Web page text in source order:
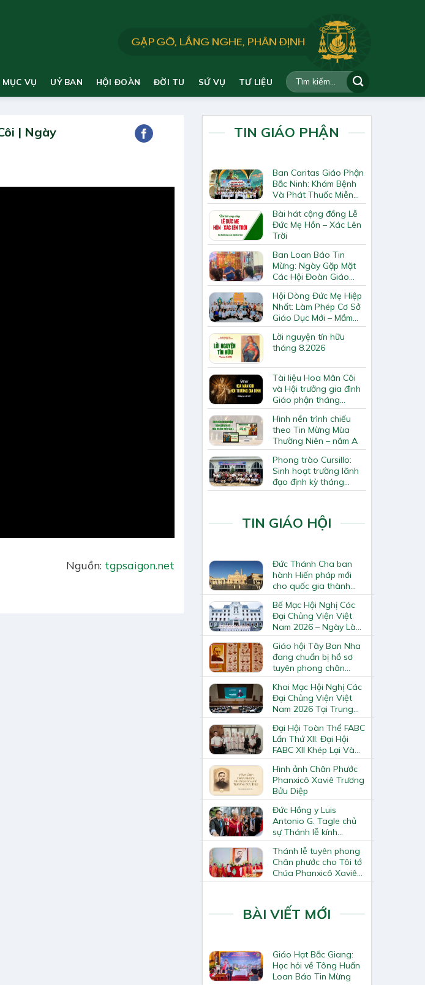
MỤC VỤ UỶ BAN HỘI ĐOÀN ĐỜI TU SỨ VỤ TƯ LIỆU
| Ngày
Nguồn: tgpsaigon.net
TIN GIÁO PHẬN
Ban Caritas Giáo Phận
Bắc Ninh: Khám Bệnh
Và Phát Thuốc Miễn
Phí Tại Giáo Xứ Đồng
Chương
Bài hát cộng đồng Lễ
Đức Mẹ Hồn – Xác Lên
Trời
Ban Loan Báo Tin
Mừng: Ngày Gặp Mặt
Các Hội Đoàn Giáo
Hạt Bắc Giang
Hội Dòng Đức Mẹ Hiệp
Nhất: Làm Phép Cơ Sở
Giáo Dục Mới – Mầm
Non Thiên Ân
Lời nguyện tín hữu
tháng 8.2026
Tài liệu Hoa Mân Côi
và Hội trưởng gia đình
Giáo phận tháng
8.2026
Hình nền trình chiếu
theo Tin Mừng Mùa
Thường Niên – năm A
Phong trào Cursillo:
Sinh hoạt trường lãnh
đạo định kỳ tháng
7/2026
TIN GIÁO HỘI
Đức Thánh Cha ban
hành Hiến pháp mới
cho quốc gia thành
Vatican
Bế Mạc Hội Nghị Các
Đại Chủng Viện Việt
Nam 2026 – Ngày Làm
Việc Cuối Cùng
Giáo hội Tây Ban Nha
đang chuẩn bị hồ sơ
tuyên phong chân
phước và phong thánh
cho 3.344 vị
Khai Mạc Hội Nghị Các
Đại Chủng Viện Việt
Nam 2026 Tại Trung
Tâm Mục Vụ Giáo
Phận Vinh
Đại Hội Toàn Thể FABC
Lần Thứ XII: Đại Hội
FABC XII Khép Lại Và
Mở Ra Một Hành Trình
Mới Cho Giáo Hội Tại
Châu Á
Hình ảnh Chân Phước
Phanxicô Xaviê Trương
Bửu Diệp
Đức Hồng y Luis
Antonio G. Tagle chủ
sự Thánh lễ kính
Thánh Tô-ma Tông đồ
tại Nhà thờ Chính tòa
Hà Nội
Thánh lễ tuyên phong
Chân phước cho Tôi tớ
Chúa Phanxicô Xaviê
Trương Bửu Diệp
BÀI VIẾT MỚI
Giáo Hạt Bắc Giang:
Học hỏi về Tông Huấn
Loan Báo Tin Mừng